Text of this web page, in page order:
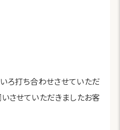
ろ打ち合わせさせていただ
いさせていただきましたお客